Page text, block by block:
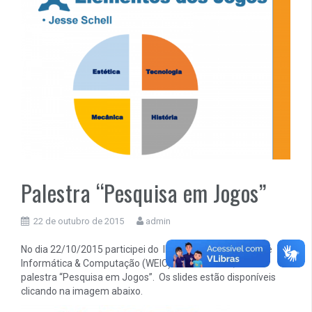
Palestra “Pesquisa em Jogos”
22 de outubro de 2015 admin
No dia 22/10/2015 participei do III Workshop da Escola de
Informática & Computação (WEIC) do CEFET/Rio, com a
palestra “Pesquisa em Jogos”. Os slides estão disponíveis
clicando na imagem abaixo.